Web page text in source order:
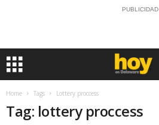
PUBLICIDAD
Home Tags Lottery proccess
Tag: lottery proccess